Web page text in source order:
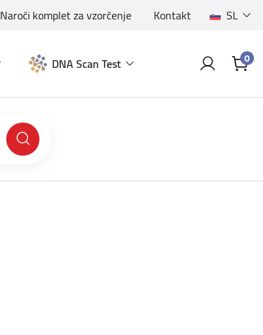
Naroči komplet za vzorčenje Kontakt SL
DNA Scan Test 0